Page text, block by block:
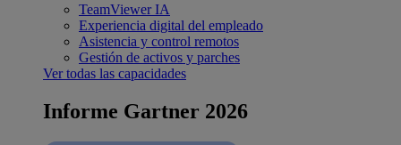
TeamViewer IA
Experiencia digital del empleado
Asistencia y control remotos
Gestión de activos y parches
Ver todas las capacidades
Informe Gartner 2026